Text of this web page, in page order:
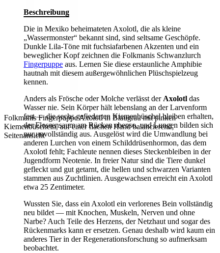
Folkmanis Fingerpuppe Axolotl in Blaugrau mit pinken
Kiemenbüscheln, auf einer flachen Hand balancierend,
Seitenansicht
Beschreibung
Die in Mexiko beheimateten Axolotl, die als kleine
„Wassermonster“ bekannt sind, sind seltsame Geschöpfe.
Dunkle Lila-Töne mit fuchsiafarbenen Akzenten und ein
beweglicher Kopf zeichnen die Folkmanis Schwanzlurch
Fingerpuppe aus. Lernen Sie diese erstaunliche Amphibie
hautnah mit diesem außergewöhnlichen Plüschspielzeug
kennen.
Anders als Frösche oder Molche verlässt der Axolotl das
Wasser nie. Sein Körper hält lebenslang an der Larvenform
fest — die sechs gefiederten Kiemenbüschel bleiben erhalten,
der Flossensaum am Rücken ebenso, und Lungen bilden sich
nur unvollständig aus. Ausgelöst wird die Umwandlung bei
anderen Lurchen von einem Schilddrüsenhormon, das dem
Axolotl fehlt; Fachleute nennen dieses Steckenbleiben in der
Jugendform Neotenie. In freier Natur sind die Tiere dunkel
gefleckt und gut getarnt, die hellen und schwarzen Varianten
stammen aus Zuchtlinien. Ausgewachsen erreicht ein Axolotl
etwa 25 Zentimeter.
Wussten Sie, dass ein Axolotl ein verlorenes Bein vollständig
neu bildet — mit Knochen, Muskeln, Nerven und ohne
Narbe? Auch Teile des Herzens, der Netzhaut und sogar des
Rückenmarks kann er ersetzen. Genau deshalb wird kaum ein
anderes Tier in der Regenerationsforschung so aufmerksam
beobachtet.